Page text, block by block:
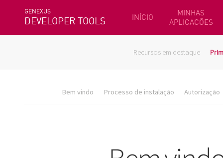
GENEXUS
DEVELOPER TOOLS INÍCIO
MINHAS
APLICACÕES
Recursos em destaque
Bem vindo Processo de instalação Autorização